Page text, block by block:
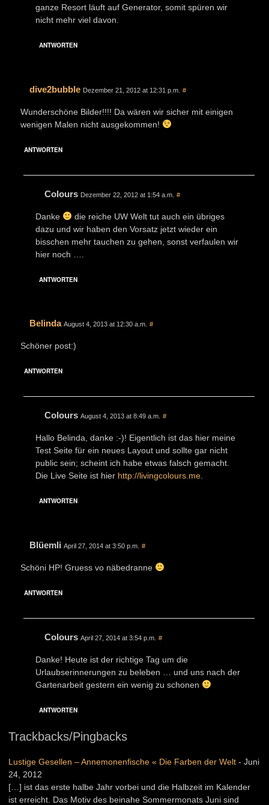
ganze Resort läuft auf Generator, somit spüren wir
nicht mehr viel davon.
ANTWORTEN
dive2bubble Dezember 21, 2012 at 12:31 p.m. #
Wunderschöne Bilder!!!! Da wären wir sicher mit einigen
wenigen Malen nicht ausgekommen!
ANTWORTEN
Colours Dezember 22, 2012 at 1:54 a.m. #
Danke
die reiche UW Welt tut auch ein übriges
dazu und wir haben den Vorsatz jetzt wieder ein
bisschen mehr tauchen zu gehen, sonst verfaulen wir
hier noch ….
ANTWORTEN
Belinda August 4, 2013 at 12:30 a.m. #
Schöner post:)
ANTWORTEN
Colours August 4, 2013 at 8:49 a.m. #
Hallo Belinda, danke :-)! Eigentlich ist das hier meine
Test Seite für ein neues Layout und sollte gar nicht
public sein; scheint ich habe etwas falsch gemacht.
Die Live Seite ist hier http://livingcolours.me
ANTWORTEN
Blüemli April 27, 2014 at 3:50 p.m. #
Schöni HP! Gruess vo näbedranne
ANTWORTEN
Colours April 27, 2014 at 3:54 p.m. #
Danke! Heute ist der richtige Tag um die
Urlaubserinnerungen zu beleben … und uns nach der
Gartenarbeit gestern ein wenig zu schonen
ANTWORTEN
Trackbacks/Pingbacks
Lustige Gesellen – Annemonenfische « Die Farben der Welt - Juni
24, 2012
[…] ist das erste halbe Jahr vorbei und die Halbzeit im Kalender
ist erreicht. Das Motiv des beinahe Sommermonats Juni sind